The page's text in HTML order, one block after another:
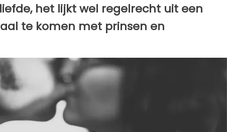
het lijkt wel regelrecht uit een
te komen met prinsen en